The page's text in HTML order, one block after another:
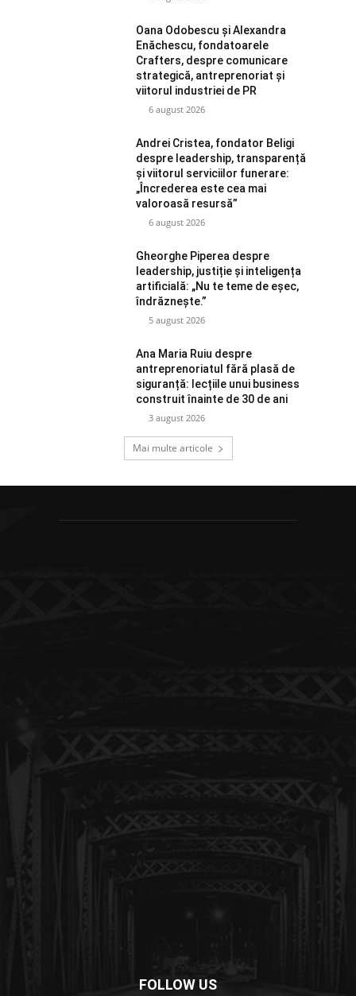
Oana Odobescu și Alexandra
Enăchescu, fondatoarele
Crafters, despre comunicare
strategică, antreprenoriat și
viitorul industriei de PR
6 august 2026
Andrei Cristea, fondator Beligi
despre leadership, transparență
și viitorul serviciilor funerare:
„Încrederea este cea mai
valoroasă resursă”
6 august 2026
Gheorghe Piperea despre
leadership, justiție și inteligența
artificială: „Nu te teme de eșec,
îndrăznește.”
5 august 2026
Ana Maria Ruiu despre
antreprenoriatul fără plasă de
siguranță: lecțiile unui business
construit înainte de 30 de ani
3 august 2026
Mai multe articole
FOLLOW US